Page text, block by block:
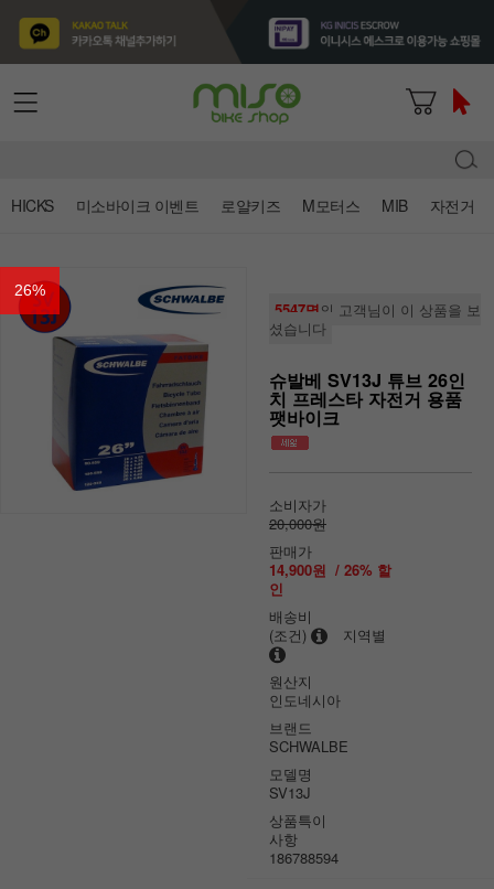
HICKS 미소바이크 이벤트 로얄키즈 M모터스 MIB 자전거
26%
5547명의 고객님이 이 상품을 보
셨습니다
슈발베 SV13J 튜브 26인
치 프레스타 자전거 용품
팻바이크
소비자가
20,000원
판매가
14,900원 / 26% 할
인
배송비
(조건)
지역별
원산지
인도네시아
브랜드
SCHWALBE
모델명
SV13J
상품특이
사항
186788594